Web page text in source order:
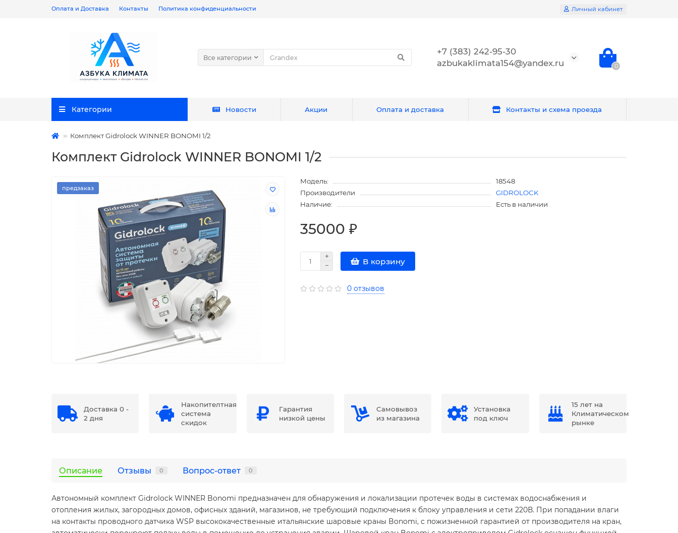
Оплата и Доставка Контакты Политика конфиденциальности Личный кабинет
Все категории
+7 (383) 242-95-30
azbukaklimata154@yandex.ru
0
Категории Новости Акции Оплата и доставка Контакты и схема проезда
Комплект Gidrоlock WINNER BONOMI 1/2
Комплект Gidrоlock WINNER BONOMI 1/2
предзаказ
Модель:
18548
Производители
GIDROLOCK
Наличие:
Есть в наличии
35000 ₽
В корзину
0 отзывов
Доставка 0 -
2 дня
Накопителтная
система
скидок
Гарантия
низкой цены
Самовывоз
из магазина
Установка
под ключ
15 лет на
Климатическом
рынке
Описание Отзывы 0 Вопрос-ответ 0
Автономный комплект Gidrоlock WINNER Bonomi предназначен для обнаружения и локализации протечек воды в системах водоснабжения и
отопления жилых, загородных домов, офисных зданий, магазинов, не требующий подключения к блоку управления и сети 220В. При попадании влаги
на контакты проводного датчика WSP высококачественные итальянские шаровые краны Bonomi, с пожизненной гарантией от производителя на кран,